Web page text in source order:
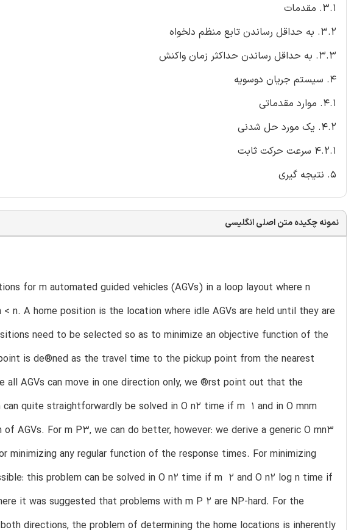
3.1. مقدمات
3.2. به حداقل رساندن تابع منظم دلخواه
3.3. به حداقل رساندن حداکثر زمان واکنش
4. سیستم جریان دوسویه
4.1. موارد مقدماتی
4.2. یک مورد حل شدنی
4.2.1 سرعت حرکت ثابت
5. نتیجه گیری
نمونه چکیده متن اصلی انگلیسی
for m automated guided vehicles (AGVs) in a loop layout where n
n. A home position is the location where idle AGVs are held until they are
need to be selected so as to minimize an objective function of the
is de®ned as the travel time to the pickup point from the nearest
all AGVs can move in one direction only, we ®rst point out that the
quite straightforwardly be solved in O n2 time if m  1 and in O mnm
AGVs. For m P3, we can do better, however: we derive a generic O mn3
minimizing any regular function of the response times. For minimizing
this problem can be solved in O n2 time if m  2 and O n2 log n time if
it was suggested that problems with m P 2 are NP-hard. For the
directions, the problem of determining the home locations is inherently